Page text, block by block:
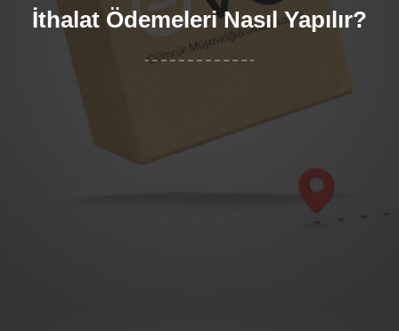
İthalat Ödemeleri Nasıl Yapılır?